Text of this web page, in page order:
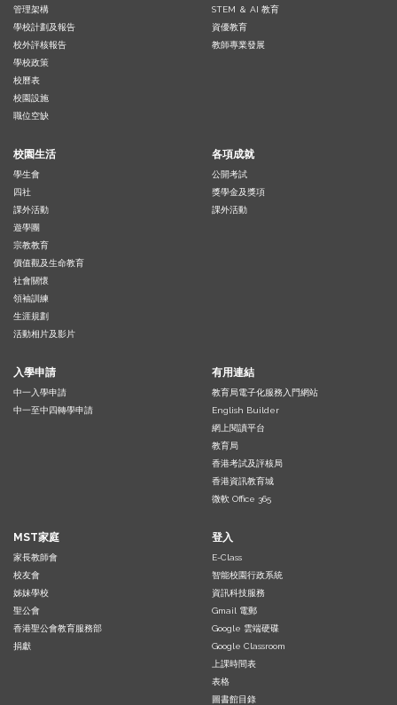
管理架構
學校計劃及報告
校外評核報告
學校政策
校曆表
校園設施
職位空缺
STEM ＆ AI 教育
資優教育
教師專業發展
校園生活
學生會
四社
課外活動
遊學團
宗教教育
價值觀及生命教育
社會關懷
領袖訓練
生涯規劃
活動相片及影片
各項成就
公開考試
獎學金及獎項
課外活動
入學申請
中一入學申請
中一至中四轉學申請
有用連結
教育局電子化服務入門網站
English Builder
網上閱讀平台
教育局
香港考試及評核局
香港資訊教育城
微軟 Office 365
MST家庭
家長教師會
校友會
姊妹學校
聖公會
香港聖公會教育服務部
捐獻
登入
E-Class
智能校園行政系統
資訊科技服務
Gmail 電郵
Google 雲端硬碟
Google Classroom
上課時間表
表格
圖書館目錄